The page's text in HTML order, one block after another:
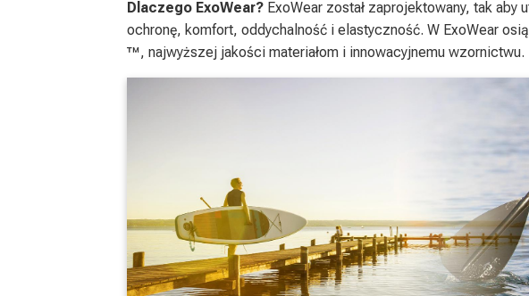
Dlaczego ExoWear? ExoWear został zaprojektowany, tak aby
ochronę, komfort, oddychalność i elastyczność. W ExoWear
™, najwyższej jakości materiałom i innowacyjnemu wzornictwu.